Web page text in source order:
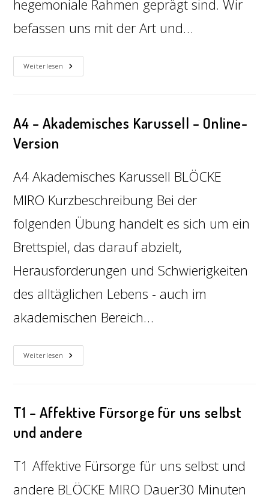
hegemoniale Rahmen geprägt sind. Wir
befassen uns mit der Art und…
Weiterlesen
A4 – Akademisches Karussell – Online-
Version
A4 Akademisches Karussell BLÖCKE
MIRO Kurzbeschreibung Bei der
folgenden Übung handelt es sich um ein
Brettspiel, das darauf abzielt,
Herausforderungen und Schwierigkeiten
des alltäglichen Lebens - auch im
akademischen Bereich…
Weiterlesen
T1 – Affektive Fürsorge für uns selbst
und andere
T1 Affektive Fürsorge für uns selbst und
andere BLÖCKE MIRO Dauer30 Minuten